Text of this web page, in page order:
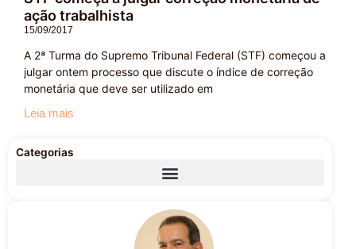
ação trabalhista
15/09/2017
A 2ª Turma do Supremo Tribunal Federal (STF) começou a
julgar ontem processo que discute o índice de correção
monetária que deve ser utilizado em
Leia mais
Categorias